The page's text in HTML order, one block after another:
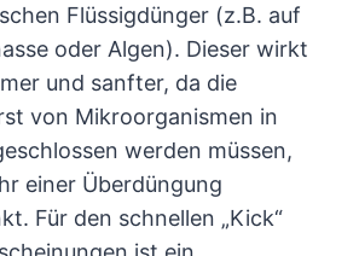
Flüssigdünger (z.B. auf
oder Algen). Dieser wirkt
und sanfter, da die
von Mikroorganismen in
werden müssen,
einer Überdüngung
Für den schnellen „Kick“